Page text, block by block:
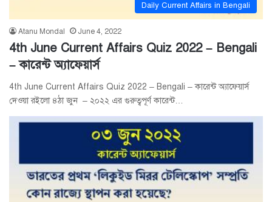
Daily Current Affairs in Bengali
Atanu Mondal June 4, 2022
4th June Current Affairs Quiz 2022 – Bengali
– কারেন্ট অ্যাফেয়ার্স
4th June Current Affairs Quiz 2022 – Bengali – কারেন্ট অ্যাফেয়ার্স
দেওয়া রইলো ৪ঠা জুন – ২০২২ এর গুরুত্বপূর্ণ কারেন্ট…